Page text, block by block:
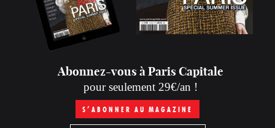
Abonnez-vous à Paris Capitale
pour seulement 29€/an !
S’ABONNER AU MAGAZINE